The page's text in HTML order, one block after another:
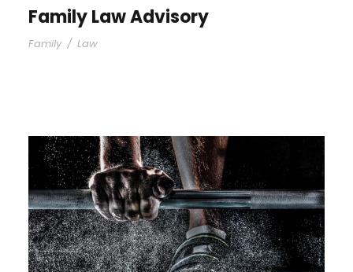
Family Law Advisory
Family / Law